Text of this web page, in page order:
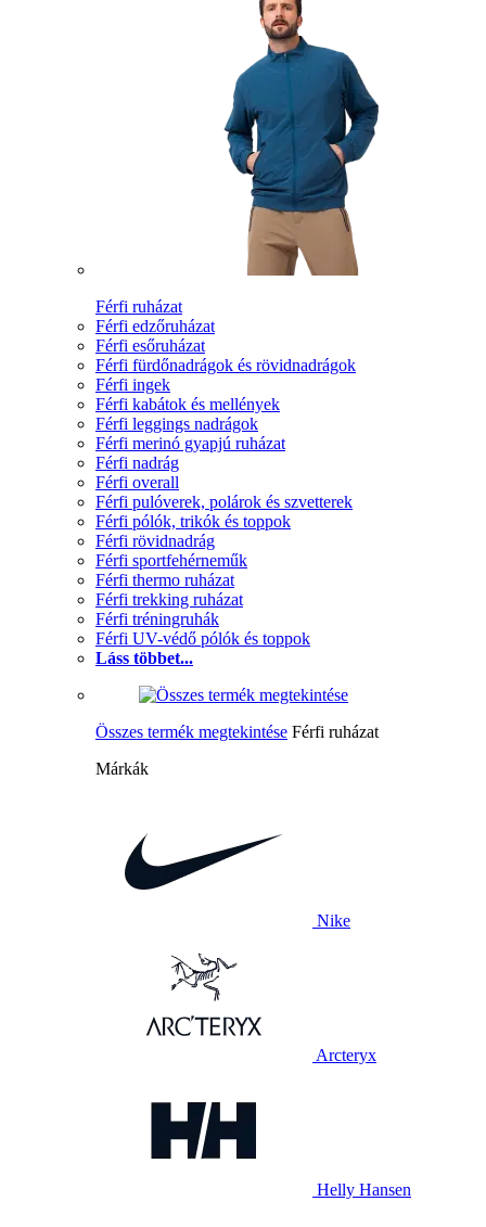
Férfi ruházat
Férfi edzőruházat
Férfi esőruházat
Férfi fürdőnadrágok és rövidnadrágok
Férfi ingek
Férfi kabátok és mellények
Férfi leggings nadrágok
Férfi merinó gyapjú ruházat
Férfi nadrág
Férfi overall
Férfi pulóverek, polárok és szvetterek
Férfi pólók, trikók és toppok
Férfi rövidnadrág
Férfi sportfehérneműk
Férfi thermo ruházat
Férfi trekking ruházat
Férfi tréningruhák
Férfi UV-védő pólók és toppok
Láss többet...
Összes termék megtekintése Férfi ruházat
Márkák
Nike
Arcteryx
Helly Hansen